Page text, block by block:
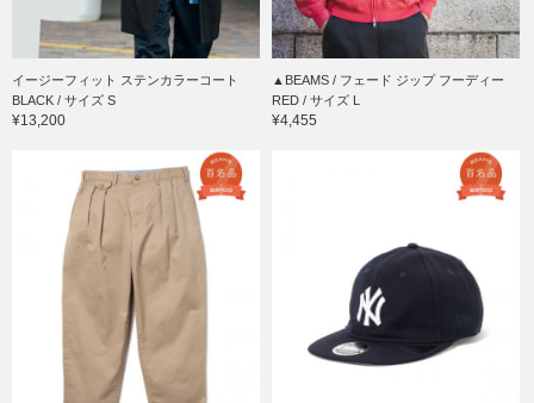
イージーフィット ステンカラーコート
BLACK / サイズ S
¥13,200
▲BEAMS / フェード ジップ フーディー
RED / サイズ L
¥4,455